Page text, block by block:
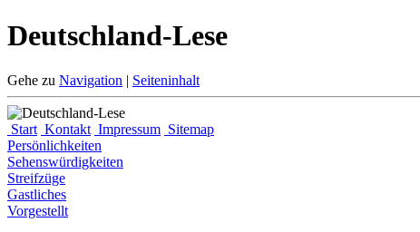
Deutschland-Lese
Gehe zu Navigation | Seiteninhalt
Start Kontakt Impressum Sitemap
Persönlichkeiten
Sehenswürdigkeiten
Streifzüge
Gastliches
Vorgestellt